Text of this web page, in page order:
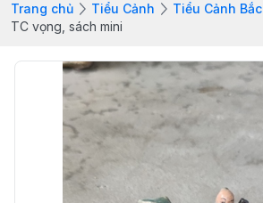
Trang chủ Tiểu Cảnh
Tiểu Cảnh Bắc
TC vọng, sách mini